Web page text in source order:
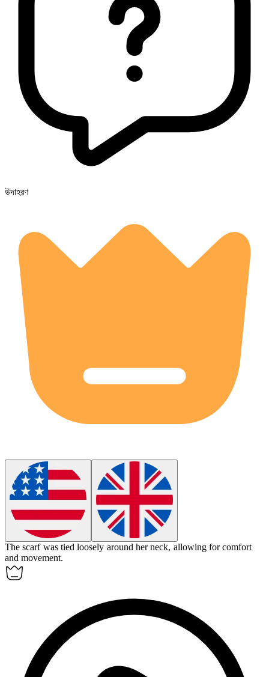
উদাহরণ
The scarf was tiedloosely around her neck, allowing for comfort
and movement.